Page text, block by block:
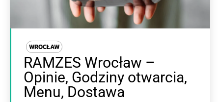
WROCŁAW
RAMZES Wrocław –
Opinie, Godziny otwarcia,
Menu, Dostawa